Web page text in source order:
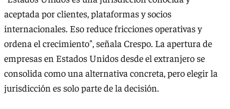
aceptada por clientes, plataformas y socios
internacionales. Eso reduce fricciones operativas y
ordena el crecimiento", señala Crespo. La apertura de
empresas en Estados Unidos desde el extranjero se
consolida como una alternativa concreta, pero elegir la
jurisdicción es solo parte de la decisión.